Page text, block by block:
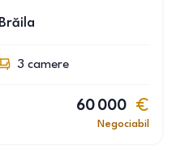
3 camere
60 000
Negociabil